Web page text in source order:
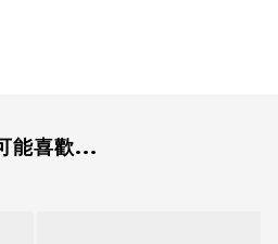
能喜歡...